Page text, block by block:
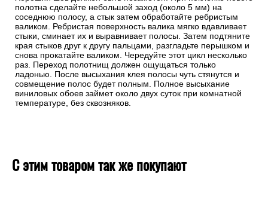
Постоянно проверяйте полотнища.
При работе постоянно осматривайте наклеенные полосы –
нет ли складок, неровностей и воздушных пузырей.
Хорошо обработайте стыки полос.
Хороший шов должен быть незаметен. При поклейке нового
полотна сделайте небольшой заход (около 5 мм) на
раз. Переход полотнищ должен ощущаться только
ладонью. После высыхания клея полосы чуть стянутся и